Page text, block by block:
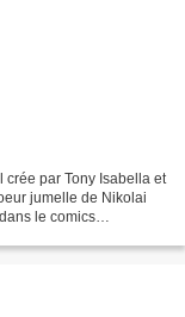
crée par Tony Isabella et
jumelle de Nikolai
le comics